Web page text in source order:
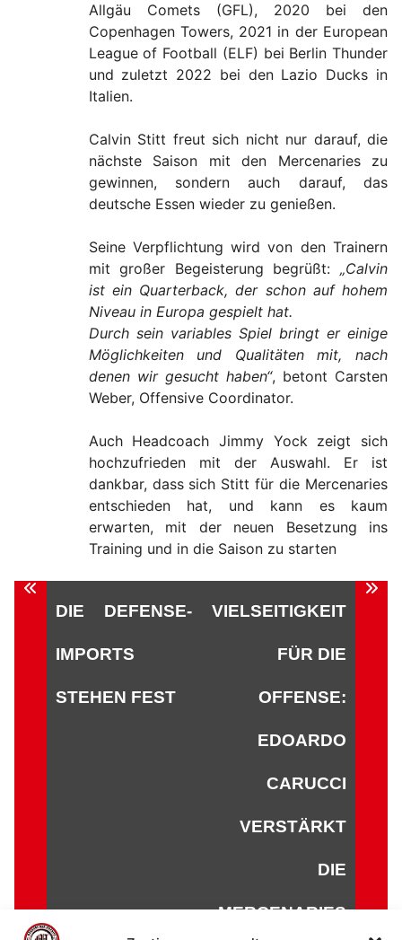
Allgäu Comets (GFL), 2020 bei den
Copenhagen Towers, 2021 in der European
League of Football (ELF) bei Berlin Thunder
und zuletzt 2022 bei den Lazio Ducks in
Italien.
Calvin Stitt freut sich nicht nur darauf, die
nächste Saison mit den Mercenaries zu
gewinnen, sondern auch darauf, das
deutsche Essen wieder zu genießen.
Seine Verpflichtung wird von den Trainern
mit großer Begeisterung begrüßt: „Calvin
ist ein Quarterback, der schon auf hohem
Niveau in Europa gespielt hat.
Durch sein variables Spiel bringt er einige
Möglichkeiten und Qualitäten mit, nach
denen wir gesucht haben“, betont Carsten
Weber, Offensive Coordinator.
Auch Headcoach Jimmy Yock zeigt sich
hochzufrieden mit der Auswahl. Er ist
dankbar, dass sich Stitt für die Mercenaries
entschieden hat, und kann es kaum
erwarten, mit der neuen Besetzung ins
Training und in die Saison zu starten
Beitragsnavigation
DIE DEFENSE-
IMPORTS
STEHEN FEST
VIELSEITIGKEIT
FÜR DIE
OFFENSE:
EDOARDO
CARUCCI
VERSTÄRKT
DIE
MERCENARIES